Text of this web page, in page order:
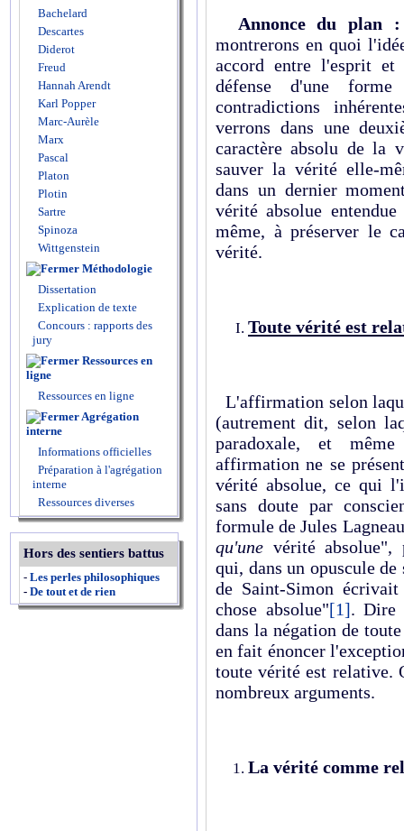
Bachelard
Descartes
Diderot
Freud
Hannah Arendt
Karl Popper
Marc-Aurèle
Marx
Pascal
Platon
Plotin
Sartre
Spinoza
Wittgenstein
Méthodologie
Dissertation
Explication de texte
Concours : rapports des
jury
Ressources en
ligne
Ressources en ligne
Agrégation
interne
Informations officielles
Préparation à l'agrégation
interne
Ressources diverses
Hors des sentiers battus
- Les perles philosophiques
- De tout et de rien
Annonce du plan :
montrerons en quoi
accord entre l'esprit
défense d'une
contradictions
verrons dans une
caractère absolu de la
sauver la vérité elle-
dans un dernier
vérité absolue
même, à préserver le
vérité.
Toute vérité est
L'affirmation selon
(autrement dit, selon
paradoxale, et
affirmation ne se
vérité absolue, ce qui
sans doute par
formule de Jules
qu'une vérité absolue",
qui, dans un opuscule
de Saint-Simon
chose absolue"[1]. Dire
dans la négation de
en fait énoncer
toute vérité est relative.
nombreux arguments.
La vérité comme